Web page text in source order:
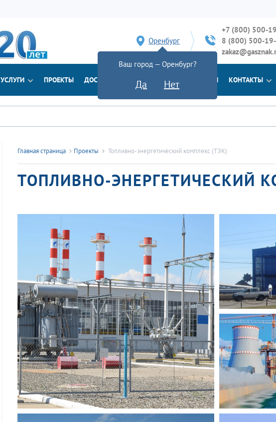
Оренбург
Ваш город — Оренбург?
Да Нет
+7 (800) 500-
8 (800) 500-
УСЛУГИ ПРОЕКТЫ ДОСТАВКА ДОКУМЕНТЫ НОВОСТИ КОНТАКТЫ
Главная страница Проекты Топливно-энергетический комплекс (ТЭК)
ТОПЛИВНО-ЭНЕРГЕТИЧЕСКИЙ